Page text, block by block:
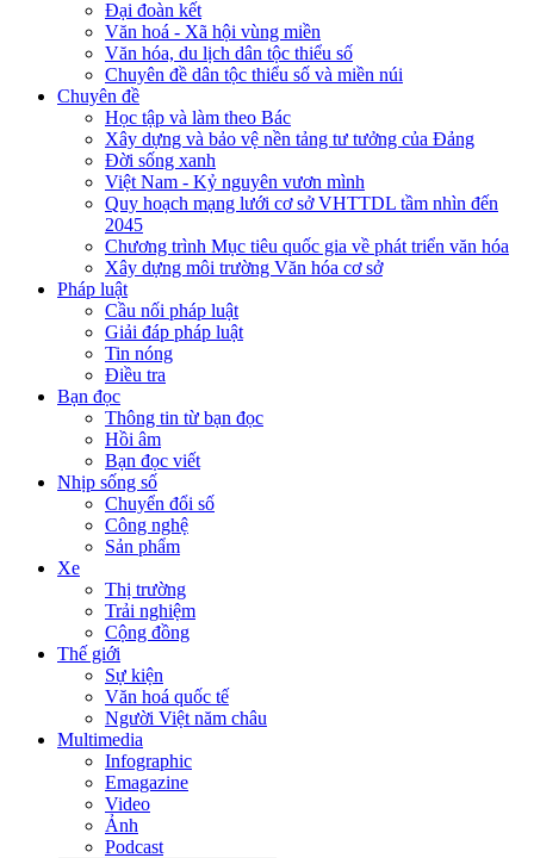
Đại đoàn kết
Văn hoá - Xã hội vùng miền
Văn hóa, du lịch dân tộc thiểu số
Chuyên đề dân tộc thiểu số và miền núi
Chuyên đề
Học tập và làm theo Bác
Xây dựng và bảo vệ nền tảng tư tưởng của Đảng
Đời sống xanh
Việt Nam - Kỷ nguyên vươn mình
Quy hoạch mạng lưới cơ sở VHTTDL tầm nhìn đến
2045
Chương trình Mục tiêu quốc gia về phát triển văn hóa
Xây dựng môi trường Văn hóa cơ sở
Pháp luật
Cầu nối pháp luật
Giải đáp pháp luật
Tin nóng
Điều tra
Bạn đọc
Thông tin từ bạn đọc
Hồi âm
Bạn đọc viết
Nhịp sống số
Chuyển đổi số
Công nghệ
Sản phẩm
Xe
Thị trường
Trải nghiệm
Cộng đồng
Thế giới
Sự kiện
Văn hoá quốc tế
Người Việt năm châu
Multimedia
Infographic
Emagazine
Video
Ảnh
Podcast